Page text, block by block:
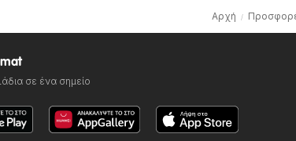
Αρχή
σε ένα σημείο